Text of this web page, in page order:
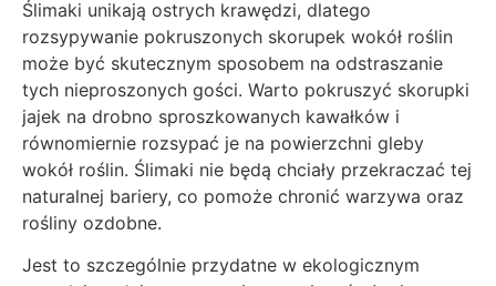
Ślimaki unikają ostrych krawędzi, dlatego
rozsypywanie pokruszonych skorupek wokół roślin
może być skutecznym sposobem na odstraszanie
tych nieproszonych gości. Warto pokruszyć skorupki
jajek na drobno sproszkowanych kawałków i
równomiernie rozsypać je na powierzchni gleby
wokół roślin. Ślimaki nie będą chciały przekraczać tej
naturalnej bariery, co pomoże chronić warzywa oraz
rośliny ozdobne.
Jest to szczególnie przydatne w ekologicznym